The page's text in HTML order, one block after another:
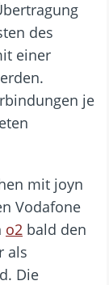
des
einer
je
mit joyn
Vodafone
o2 bald den
als
Die